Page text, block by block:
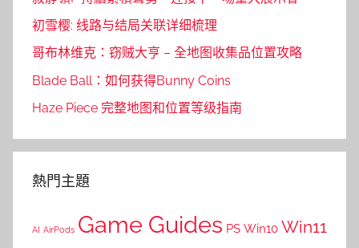
初雪樱: 线路与结局关联详细梳理
哥布林维克：窃贼大亨 – 全地图收集品位置攻略
Blade Ball：如何获得Bunny Coins
Haze Piece 完整地图和位置等级指南
熱門主題
AI AirPods Game Guides PS Win10 Win11